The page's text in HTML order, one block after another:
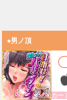
●男ノ頂
カー